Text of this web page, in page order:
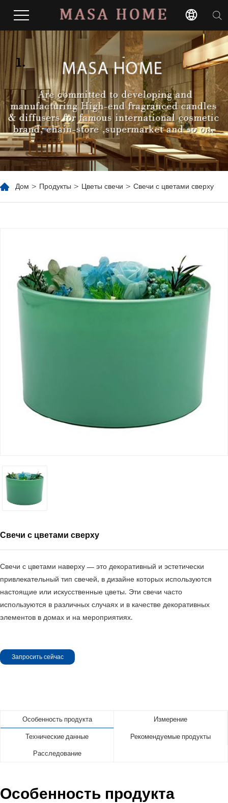
1.
Дом > Продукты > Цветы свечи > Свечи с цветами сверху
Свечи с цветами сверху
Свечи с цветами наверху — это декоративный и эстетически
привлекательный тип свечей, в дизайне которых используются
настоящие или искусственные цветы. Эти свечи часто
используются в различных случаях и в качестве декоративных
элементов в домах и на мероприятиях.
Запросить сейчас
Особенность продукта Измерение
Технические данные Рекомендуемые продукты
Расследование
Особенность продукта